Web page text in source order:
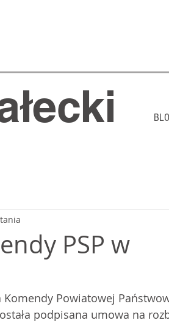
PSP w
podpisana umowa na